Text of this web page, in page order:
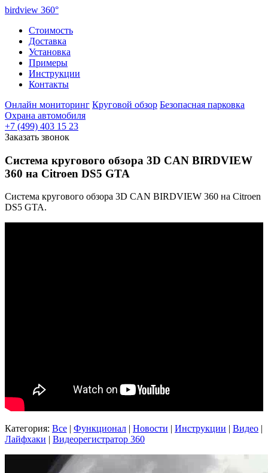
birdview 360°
Стоимость
Доставка
Установка
Примеры
Инструкции
Контакты
Онлайн мониторинг Круговой обзор Безопасная парковка
Охрана автомобиля
+7 (499) 403 15 23
Заказать звонок
Система кругового обзора 3D CAN BIRDVIEW
360 на Citroen DS5 GTA
Cистема кругового обзора 3D CAN BIRDVIEW 360 на Citroen
DS5 GTA.
Категория: Все | Функционал | Новости | Инструкции | Видео |
Лайфхаки | Видеорегистратор 360